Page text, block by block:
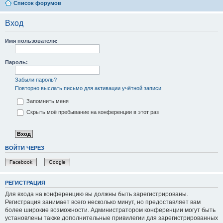
Список форумов
Вход
Имя пользователя:
Пароль:
Забыли пароль?
Повторно выслать письмо для активации учётной записи
Запомнить меня
Скрыть моё пребывание на конференции в этот раз
ВОЙТИ ЧЕРЕЗ
Facebook Google
РЕГИСТРАЦИЯ
Для входа на конференцию вы должны быть зарегистрированы.
Регистрация занимает всего несколько минут, но предоставляет вам
более широкие возможности. Администратором конференции могут быть
установлены также дополнительные привилегии для зарегистрированных